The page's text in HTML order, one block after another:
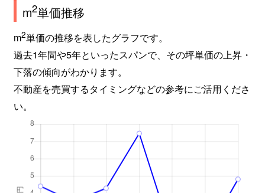
m2単価推移
m2単価の推移を表したグラフです。
過去1年間や5年といったスパンで、その坪単価の上昇・
下落の傾向がわかります。
不動産を売買するタイミングなどの参考にご活用くださ
い。